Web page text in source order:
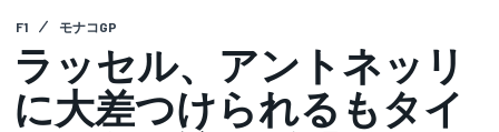
F1 モナコGP
ラッセル、アントネッリ
に大差つけられるもタイ